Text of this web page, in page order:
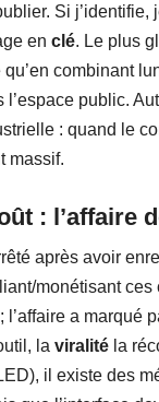
Si
en clé. Le plus
combinant
public.
: quand le
massif.
: l’affaire
après avoir
monétisant
a marqué
la viralité la
il existe des